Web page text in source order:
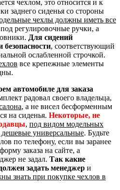
чехлом, это относится и к
заднего сиденья со стороны
чехлы должны иметь все
под регулировочные ручки, а
Для сидений
, соответствующий
ослабленной строчкой.
все крепежные элементы
автомобиле для заказа
радовал своего владельца,
, а не висел бесформенным
на сиденья. Некоторые, не
, под видом модельных
дешевые универсальные. Будьте
по телефону, если вы заранее
заказа на сайте, а
не задал. Так какие
задать менеджер и
знать при покупке чехлов в